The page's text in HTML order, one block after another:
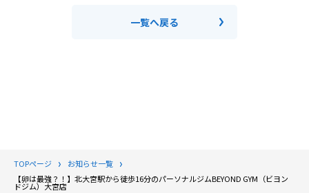
一覧へ戻る
TOPページ
お知らせ一覧
【卵は最強？！】北大宮駅から徒歩16分のパーソナルジムBEYOND GYM（ビヨン
ドジム）大宮店